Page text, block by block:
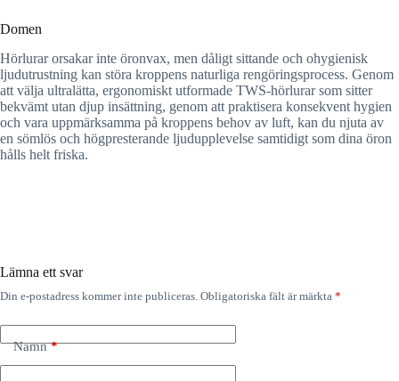
Domen
Hörlurar orsakar inte öronvax, men dåligt sittande och ohygienisk
ljudutrustning kan störa kroppens naturliga rengöringsprocess. Genom
att välja ultralätta, ergonomiskt utformade TWS-hörlurar som sitter
bekvämt utan djup insättning, genom att praktisera konsekvent hygien
och vara uppmärksamma på kroppens behov av luft, kan du njuta av
en sömlös och högpresterande ljudupplevelse samtidigt som dina öron
hålls helt friska.
Lämna ett svar
Din e-postadress kommer inte publiceras. Obligatoriska fält är märkta *
Namn*